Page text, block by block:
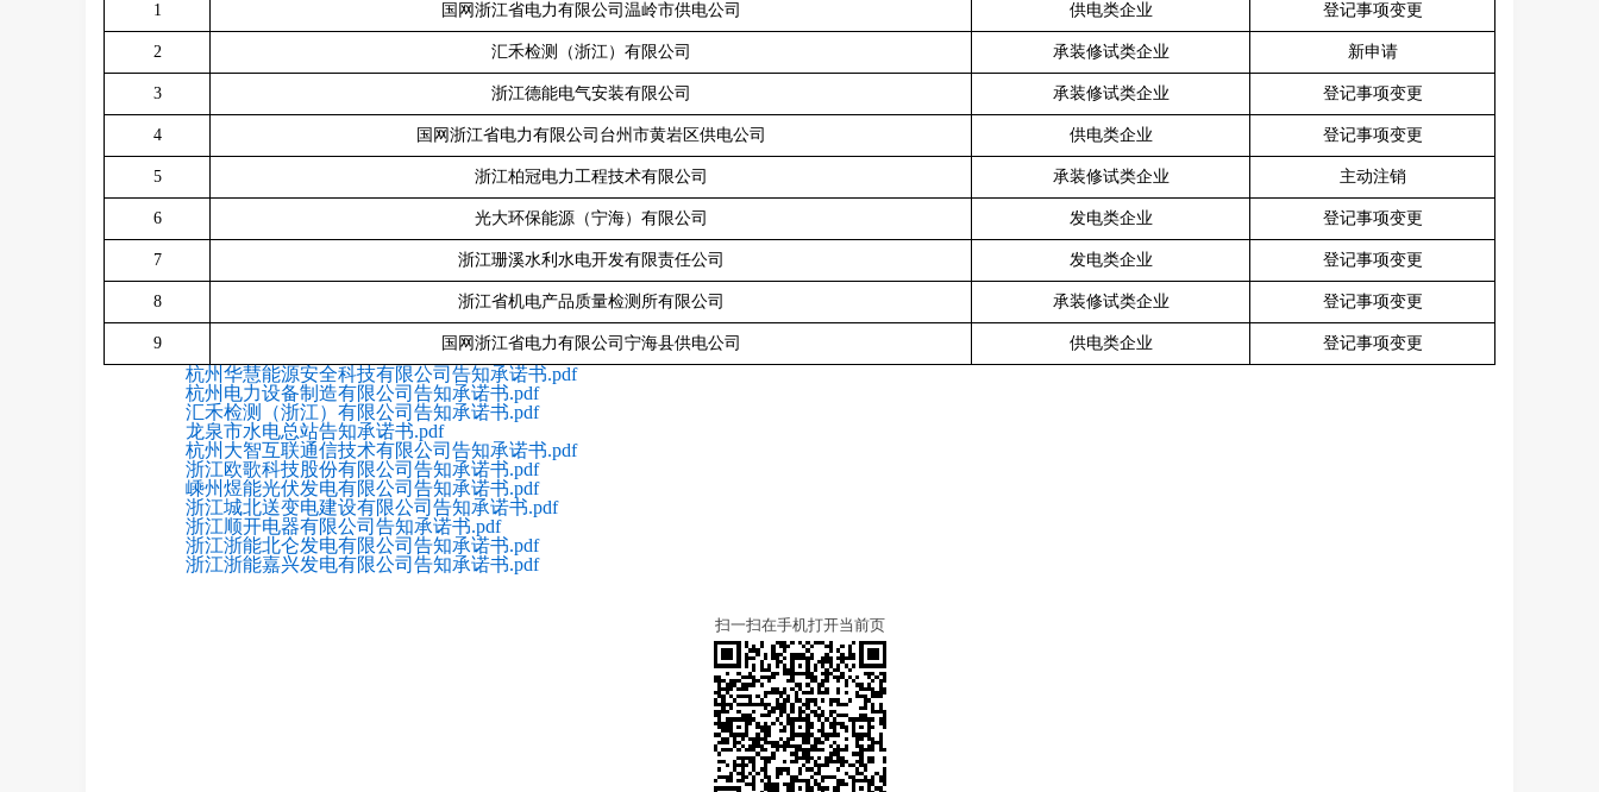
1 国网浙江省电力有限公司温岭市供电公司 供电类企业 登记事项变更
2 汇禾检测（浙江）有限公司 承装修试类企业 新申请
3 浙江德能电气安装有限公司 承装修试类企业 登记事项变更
4 国网浙江省电力有限公司台州市黄岩区供电公司 供电类企业 登记事项变更
5 浙江柏冠电力工程技术有限公司 承装修试类企业 主动注销
6 光大环保能源（宁海）有限公司 发电类企业 登记事项变更
7 浙江珊溪水利水电开发有限责任公司 发电类企业 登记事项变更
8 浙江省机电产品质量检测所有限公司 承装修试类企业 登记事项变更
9 国网浙江省电力有限公司宁海县供电公司 供电类企业 登记事项变更
杭州华慧能源安全科技有限公司告知承诺书.pdf
杭州电力设备制造有限公司告知承诺书.pdf
汇禾检测（浙江）有限公司告知承诺书.pdf
龙泉市水电总站告知承诺书.pdf
杭州大智互联通信技术有限公司告知承诺书.pdf
浙江欧歌科技股份有限公司告知承诺书.pdf
嵊州煜能光伏发电有限公司告知承诺书.pdf
浙江城北送变电建设有限公司告知承诺书.pdf
浙江顺开电器有限公司告知承诺书.pdf
浙江浙能北仑发电有限公司告知承诺书.pdf
浙江浙能嘉兴发电有限公司告知承诺书.pdf
扫一扫在手机打开当前页